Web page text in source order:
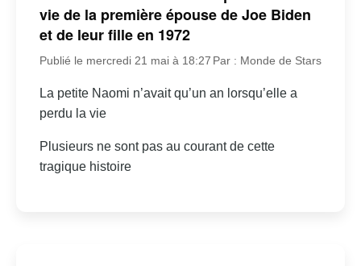
vie de la première épouse de Joe Biden
et de leur fille en 1972
Publié le mercredi 21 mai à 18:27 Par : Monde de Stars
La petite Naomi n’avait qu’un an lorsqu’elle a
perdu la vie
Plusieurs ne sont pas au courant de cette
tragique histoire